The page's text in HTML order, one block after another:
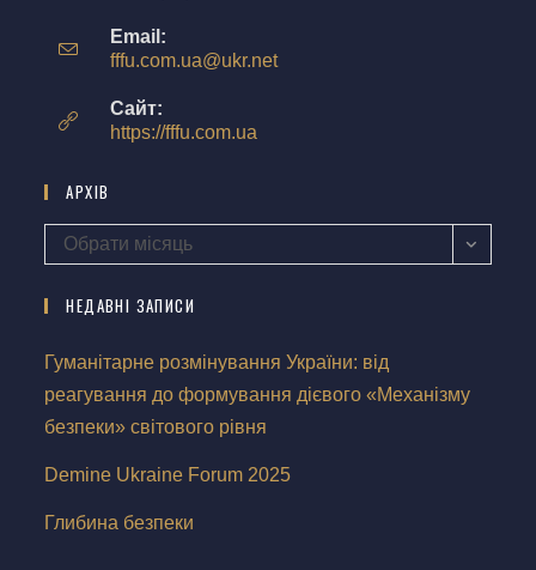
Email:
fffu.com.ua@ukr.net
Сайт:
https://fffu.com.ua
АРХІВ
Обрати місяць
НЕДАВНІ ЗАПИСИ
Гуманітарне розмінування України: від
реагування до формування дієвого «Механізму
безпеки» світового рівня
Demine Ukraine Forum 2025
Глибина безпеки